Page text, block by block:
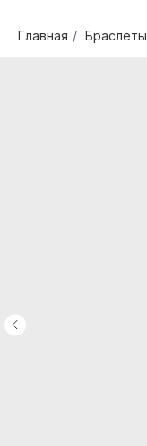
Главная / Браслеты